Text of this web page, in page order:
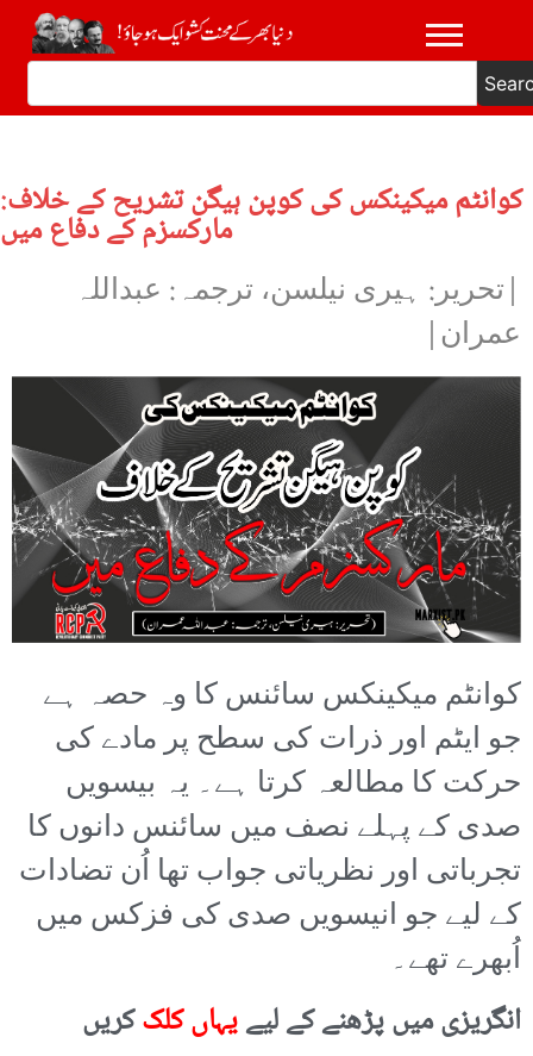
کوانٹم میکینکس کی کوپن ہیگن تشریح کے خلاف:
مارکسزم کے دفاع میں
|تحریر: ہیری نیلسن، ترجمہ: عبداللہ
عمران|
کوانٹم میکینکس سائنس کا وہ حصہ ہے
جو ایٹم اور ذرات کی سطح پر مادے کی
حرکت کا مطالعہ کرتا ہے۔ یہ بیسویں
صدی کے پہلے نصف میں سائنس دانوں کا
تجرباتی اور نظریاتی جواب تھا اُن تضادات
کے لیے جو انیسویں صدی کی فزکس میں
اُبھرے تھے۔
انگریزی میں پڑھنے کے لیےیہاں کلککریں